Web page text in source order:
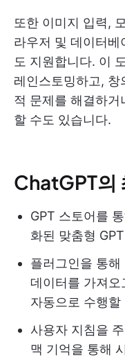
또한 이미지 입력,
라우저 및 데이터
도 지원합니다. 이
레인스토밍하고,
적 문제를 해결하
할 수도 있습니다.
ChatGPT의
GPT 스토어를
화된 맞춤형
플러그인을 통
데이터를 가져
자동으로 수행
사용자 지침을
맥 기억을 통해